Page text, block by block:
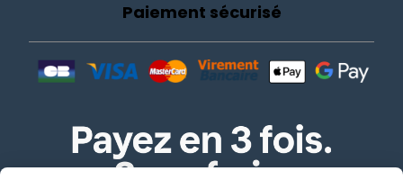
Paiement sécurisé